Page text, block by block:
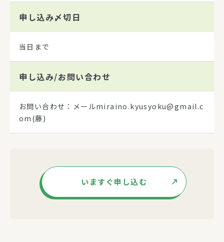
申し込み〆切日
当日まで
申し込み/お問い合わせ
お問い合わせ：メールmiraino.kyusyoku@gmail.c
om(藤)
いますぐ申し込む